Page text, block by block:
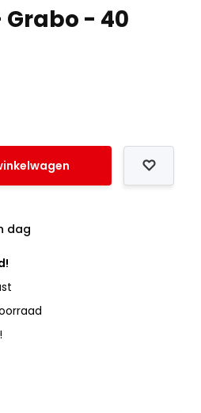
- 40
dag